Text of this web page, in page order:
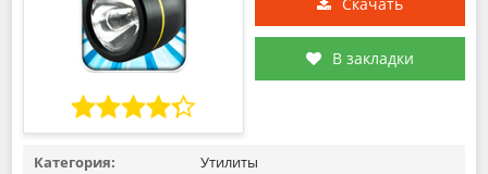
В закладки
Категория:
Утилиты